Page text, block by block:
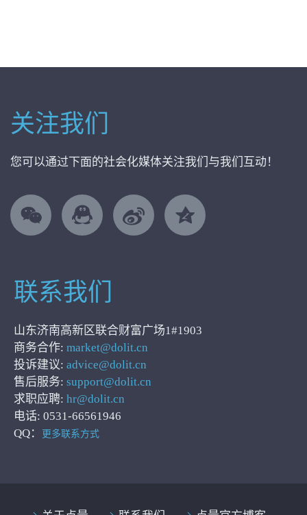
关注我们
您可以通过下面的社会化媒体关注我们与我们互动！
联系我们
山东济南高新区联合财富广场1#1903
商务合作: market@dolit.cn
投诉建议: advice@dolit.cn
售后服务: support@dolit.cn
求职应聘: hr@dolit.cn
电话: 0531-66561946
QQ：
更多联系方式